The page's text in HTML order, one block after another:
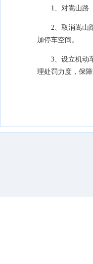
1、对嵩山路
2、取消嵩山
加停车空间。
3、设立机动
理处罚力度，保障